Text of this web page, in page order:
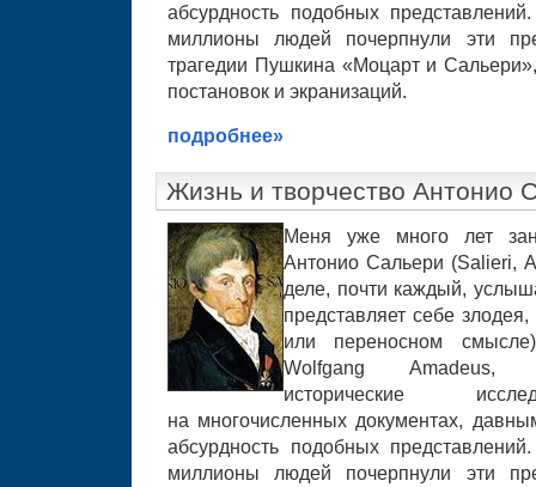
абсурдность подобных
миллионы людей почерпнули эти
трагедии Пушкина «Моцарт и
постановок и экранизаций.
подробнее»
Жизнь и творчество Антонио
Меня уже много лет
Антонио Сальери (Salieri,
деле, почти каждый,
представляет себе
или переносном
Wolfgang
исторические
на многочисленных документах,
абсурдность подобных
миллионы людей почерпнули эти